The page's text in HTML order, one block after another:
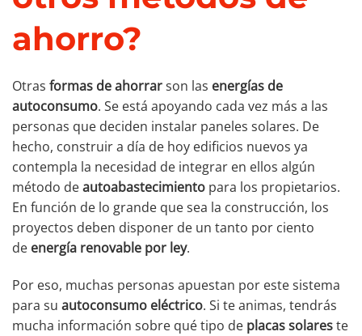
ahorro?
Otras formas de ahorrarson las energías de
autoconsumo. Se está apoyando cada vez más a las
personas que deciden instalar paneles solares. De
hecho, construir a día de hoy edificios nuevos ya
contempla la necesidad de integrar en ellos algún
método deautoabastecimiento para los propietarios.
En función de lo grande que sea la construcción, los
proyectos deben disponer de un tanto por ciento
de energía renovable por ley.
Por eso, muchas personas apuestan por este sistema
para su autoconsumo eléctrico. Si te animas, tendrás
mucha información sobre qué tipo de placas solareste